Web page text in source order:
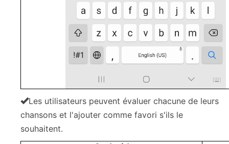
Les utilisateurs peuvent évaluer chacune de leurs
chansons et l'ajouter comme favori s'ils le
souhaitent.